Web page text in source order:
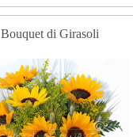
Bouquet di Girasoli